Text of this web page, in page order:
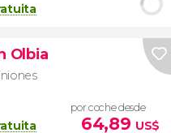
Olbia
por coche desde
64,89 US$